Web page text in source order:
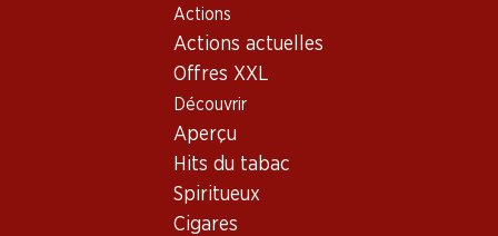
Actions
Actions actuelles
Offres XXL
Découvrir
Aperçu
Hits du tabac
Spiritueux
Cigares
Shop des Vins
France
Bordeaux
Château Branaire-Ducru St. Julien AOC 2007 75